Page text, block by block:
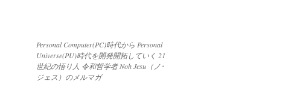
Personal Computer(PC)時代から Personal
Universe(PU)時代を開発開拓していく 21
世紀の悟り人 令和哲学者 Noh Jesu（ノ･
ジェス）のメルマガ